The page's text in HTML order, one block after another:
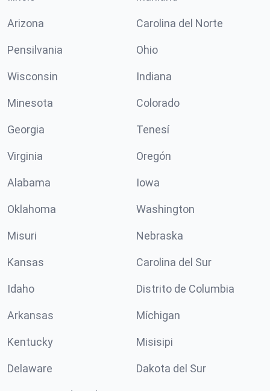
Arizona Carolina del Norte
Pensilvania Ohio
Wisconsin Indiana
Minesota Colorado
Georgia Tenesí
Virginia Oregón
Alabama Iowa
Oklahoma Washington
Misuri Nebraska
Kansas Carolina del Sur
Idaho Distrito de Columbia
Arkansas Míchigan
Kentucky Misisipi
Delaware Dakota del Sur